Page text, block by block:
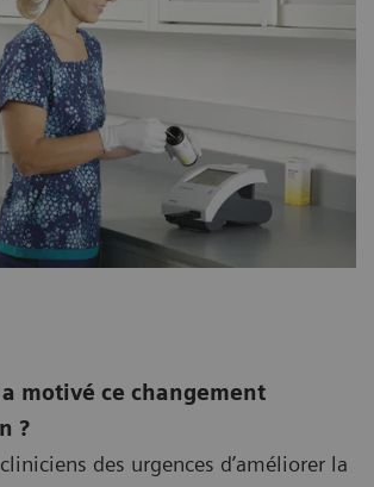
a motivé ce changement
?
des urgences d’améliorer la